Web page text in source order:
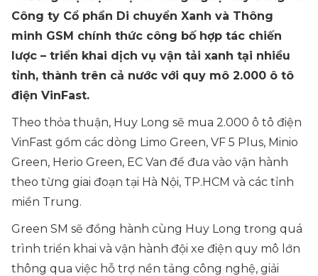
Công ty Cổ phần Di chuyển Xanh và Thông
minh GSM chính thức công bố hợp tác chiến
lược – triển khai dịch vụ vận tải xanh tại nhiều
tỉnh, thành trên cả nước với quy mô 2.000 ô tô
điện VinFast.
Theo thỏa thuận, Huy Long sẽ mua 2.000 ô tô điện
VinFast gồm các dòng Limo Green, VF 5 Plus, Minio
Green, Herio Green, EC Van để đưa vào vận hành
theo từng giai đoạn tại Hà Nội, TP.HCM và các tỉnh
miền Trung.
Green SM sẽ đồng hành cùng Huy Long trong quá
trình triển khai và vận hành đội xe điện quy mô lớn
thông qua việc hỗ trợ nền tảng công nghệ, giải